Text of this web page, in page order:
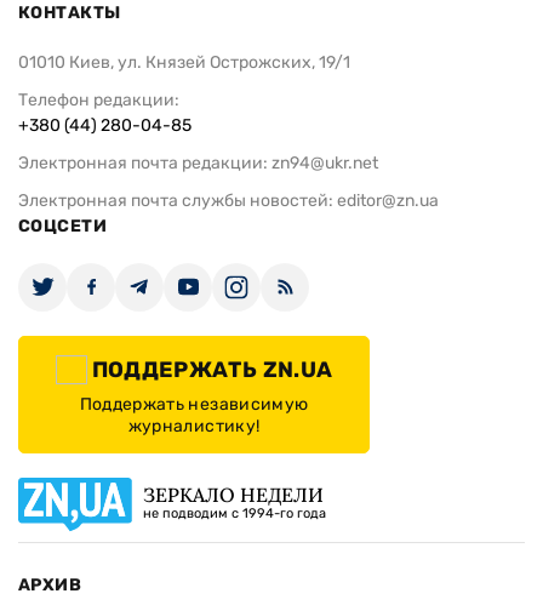
КОНТАКТЫ
01010 Киев, ул. Князей Острожских, 19/1
Телефон редакции:
+380 (44) 280-04-85
Электронная почта редакции: zn94@ukr.net
Электронная почта службы новостей: editor@zn.ua
СОЦСЕТИ
ПОДДЕРЖАТЬ ZN.UA
Поддержать независимую
журналистику!
ЗЕРКАЛО НЕДЕЛИ
не подводим с 1994-го года
АРХИВ